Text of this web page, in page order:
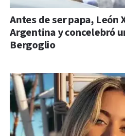
Antes de ser papa, León
Argentina y concelebró
Bergoglio